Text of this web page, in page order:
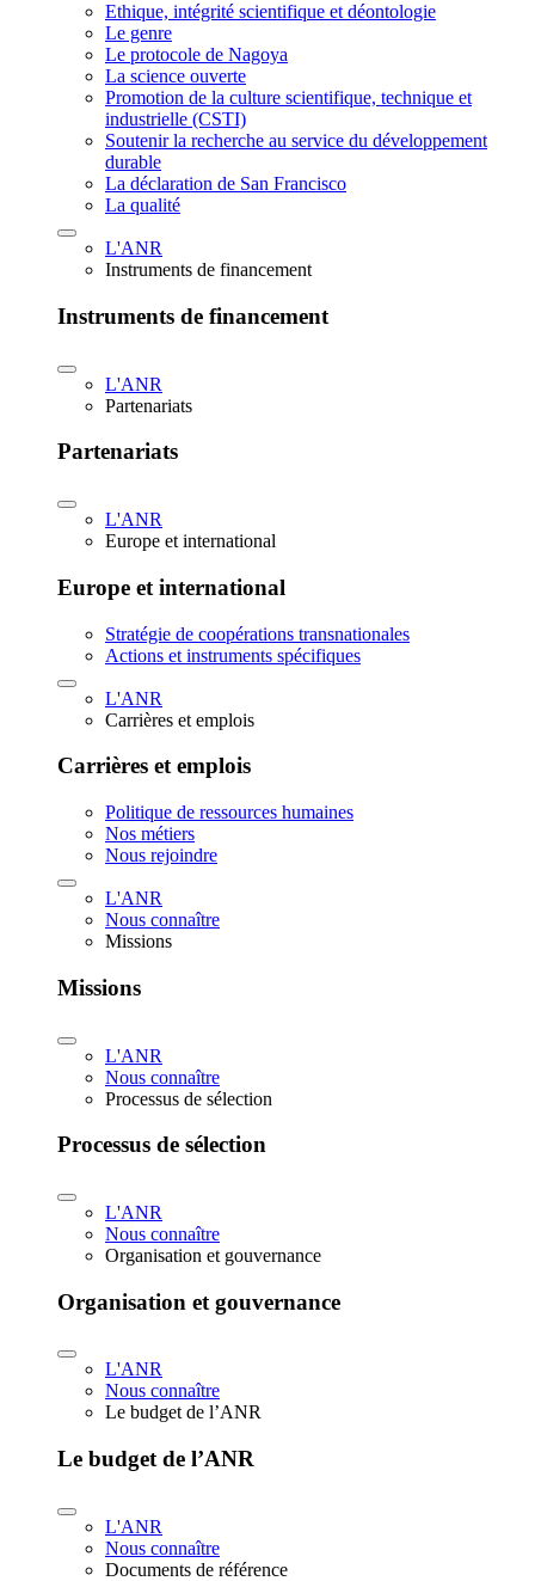
Ethique, intégrité scientifique et déontologie
Le genre
Le protocole de Nagoya
La science ouverte
Promotion de la culture scientifique, technique et
industrielle (CSTI)
Soutenir la recherche au service du développement
durable
La déclaration de San Francisco
La qualité
L'ANR
Instruments de financement
Instruments de financement
L'ANR
Partenariats
Partenariats
L'ANR
Europe et international
Europe et international
Stratégie de coopérations transnationales
Actions et instruments spécifiques
L'ANR
Carrières et emplois
Carrières et emplois
Politique de ressources humaines
Nos métiers
Nous rejoindre
L'ANR
Nous connaître
Missions
Missions
L'ANR
Nous connaître
Processus de sélection
Processus de sélection
L'ANR
Nous connaître
Organisation et gouvernance
Organisation et gouvernance
L'ANR
Nous connaître
Le budget de l’ANR
Le budget de l’ANR
L'ANR
Nous connaître
Documents de référence